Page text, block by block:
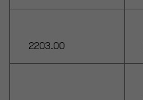
2203.00